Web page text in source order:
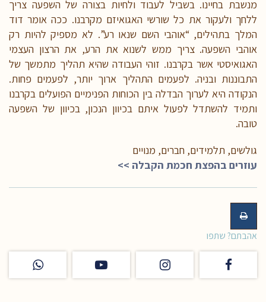
מנשבת בחיינו. בשביל לעבוד ולחיות בצורה של השפעה צריך
ללחך ולעקור את כל שורשי האגואיזם מקרבנו. ככה אומר דוד
המלך בתהילים, “אוהבי השם שנאו רע”. לא מספיק להיות רק
אוהבי השפעה. צריך ממש לשנוא את הרע, את הרצון העצמי
האגואיסטי אשר בקרבנו. זוהי העבודה שהיא תהליך מתמשך של
התבוננות ובניה. לפעמים התהליך ארוך יותר, לפעמים פחות.
הנקודה היא לערוך הבדלה בין הכוחות הפנימיים הפועלים בקרבנו
ותמיד להשתדל לפעול איתם בכיוון הנכון, בכיוון של השפעה
טובה.
גולשים, תלמידים, חברים, מנויים
עוזרים בהפצת חכמת הקבלה >>
אהבתם? שתפו